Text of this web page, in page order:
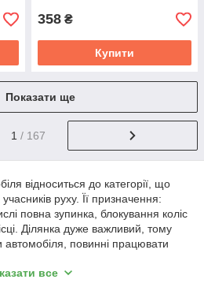
358 ₴
Купити
Показати ще
1 / 167
відноситься до категорії, що
учасників руху. Її призначення:
повна зупинка, блокування коліс
Ділянка дуже важливий, тому
автомобіля, повинні працювати
все